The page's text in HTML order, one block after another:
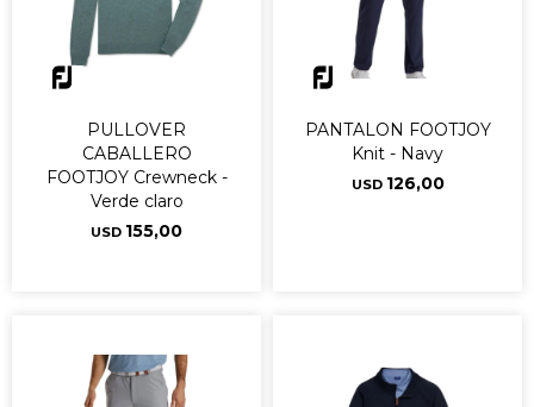
PULLOVER
CABALLERO
FOOTJOY Crewneck -
Verde claro
USD 155,00
PANTALON FOOTJOY
Knit - Navy
USD 126,00